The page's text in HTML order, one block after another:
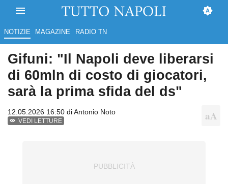
NOTIZIE MAGAZINE RADIO TN
Gifuni: "Il Napoli deve liberarsi
di 60mln di costo di giocatori,
sarà la prima sfida del ds"
12.05.2026 16:50 diAntonio Noto
VEDI LETTURE